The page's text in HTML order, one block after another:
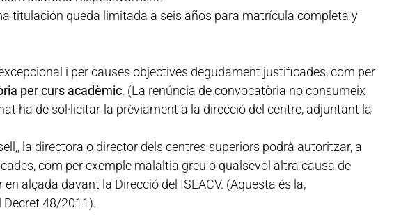
titulación queda limitada a seis años para matrícula completa y
i per causes objectives degudament justificades, com per
per curs acadèmic. (La renúncia de convocatòria no consumeix
ha de sol·licitar-la prèviament a la direcció del centre, adjuntant la
la directora o director dels centres superiors podrà autoritzar, a
com per exemple malaltia greu o qualsevol altra causa de
alçada davant la Direcció del ISEACV. (Aquesta és la,
Decret 48/2011).